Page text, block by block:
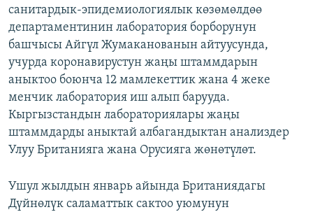
санитардык-эпидемиологиялык көзөмөлдөө
департаментинин лаборатория борборунун
башчысы Айгүл Жумаканованын айтуусунда,
учурда коронавирустун жаңы штаммдарын
аныктоо боюнча 12 мамлекеттик жана 4 жеке
менчик лаборатория иш алып барууда.
Кыргызстандын лабораториялары жаңы
штаммдарды аныктай албагандыктан анализдер
Улуу Британияга жана Орусияга жөнөтүлөт.
Ушул жылдын январь айында Британиядагы
Дүйнөлүк саламаттык сактоо уюмунун